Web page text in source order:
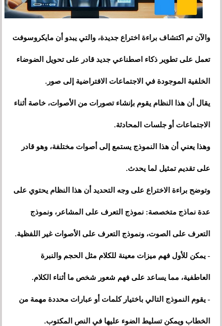
والآن تم اكتشاف براءة اختراع جديدة، والتي يبدو أن مايكروسوفت
تعمل على تطوير ذكاء اصطناعي جديد قادر على تحويل الضوضاء
الخلفية الموجودة في الاجتماعات الافتراضية إلى صور.
يقال أن هذا النظام يقوم بإنشاء تصورات من الأصوات، خاصة أثناء
الاجتماعات أو جلسات المحادثة.
وهذا يعني أن هذا النموذج يستمع إلى أصوات مختلفة، وهو قادر
على تقديم تمثيل لما يحدث.
وتوضح براءة الاختراع على وجه التحديد أن هذا النظام يحتوي على
عدة نماذج متخصصة: نموذج التعرف على المشاعر، ونموذج
التعرف على الصوت، ونموذج التعرف على الأصوات غير اللفظية.
- يمكن للأول فهم ميزات معينة للكلام مثل الحجم والنبرة
العاطفية، مما يساعد على فهم شعور شخص ما أثناء الكلام.
- يقوم النموذج التالي باختيار كلمات أو عبارات محددة مهمة من
الخطاب ويمكن تسليط الضوء عليها في النص المكتوب.